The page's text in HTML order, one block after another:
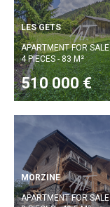
LES GETS
APARTMENT FOR SALE
4 PIECES - 83 M²
510 000 €
MORZINE
APARTMENT FOR SALE